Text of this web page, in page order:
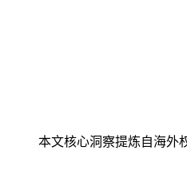
本文核心洞察提炼自海外